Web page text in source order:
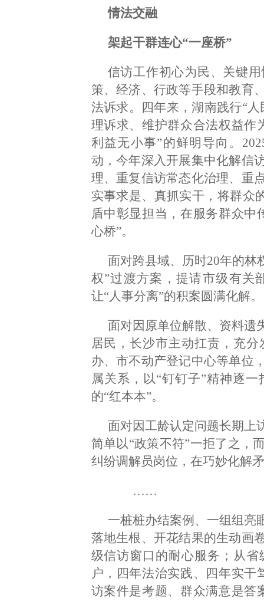
情法交融
架起干群连心“一座桥”
信访工作初心为民、关键
策、经济、行政等手段和教育
法诉求。四年来，湖南践行“
理诉求、维护群众合法权益作
利益无小事”的鲜明导向。
动，今年深入开展集中化解信
理、重复信访常态化治理、重
实事求是、真抓实干，将群众
盾中彰显担当，在服务群众中
心桥”。
面对跨县域、历时20年的林
权”过渡方案，提请市级有关
让“人事分离”的积案圆满化解。
面对因原单位解散、资料遗
居民，长沙市主动扛责，充
办、市不动产登记中心等单位
属关系，以“钉钉子”精神逐
的“红本本”。
面对因工龄认定问题长期上
简单以“政策不符”一拒了之，
纠纷调解员岗位，在巧妙化解
……
一桩桩办结案例、一组组亮
落地生根、开花结果的生动画
级信访窗口的耐心服务；从
户，四年法治实践、四年实
访案件是考题、群众满意是答